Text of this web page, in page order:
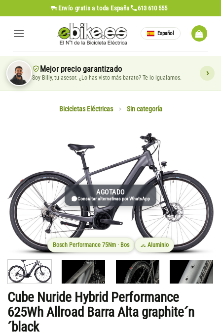
al
contenido
Envío gratis a toda España 613 610 555
Español
Mejor precio garantizado
Soy Billy, tu asesor. ¿Lo has visto más barato? Te lo igualamos.
Bicicletas Eléctricas > Sin categoría
AGOTADO
Consultar alternativas por WhatsApp
Bosch Performance 75Nm · Bos Aluminio
Cube Nuride Hybrid Performance
625Wh Allroad Barra Alta graphite´n
´black